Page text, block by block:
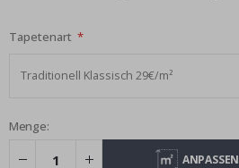
Tapetenart
Menge: